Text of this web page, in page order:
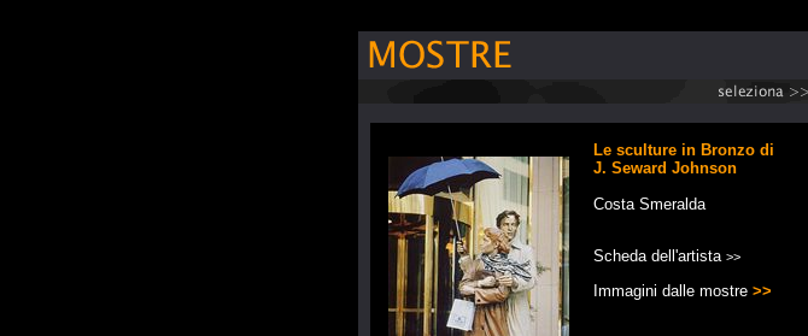
Le sculture in Bronzo di
J. Seward Johnson
Costa Smeralda
Scheda dell'artista >>
Immagini dalle mostre >>